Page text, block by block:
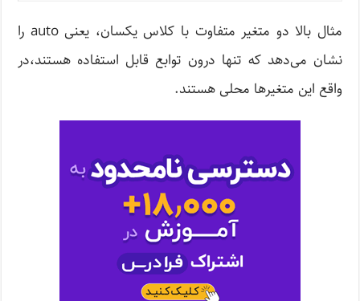
مثال بالا دو متغیر متفاوت با کلاس یکسان، یعنی auto را
نشان می‌دهد که تنها درون توابع قابل استفاده هستند،در
واقع این متغیرها محلی هستند.